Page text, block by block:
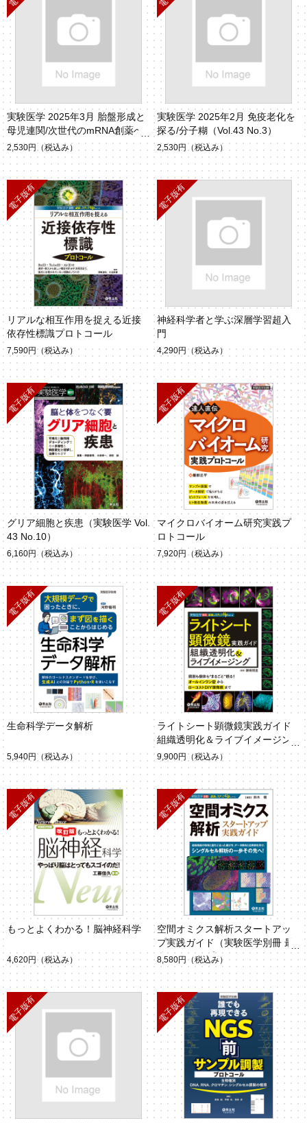
実験医学 2025年3月 胎盤形成と
母児連関/次世代のmRNA創薬へ
（Vol.43 No.4）
2,530円 （税込み）
実験医学 2025年2月 免疫老化を
探る/分子糊（Vol.43 No.3）
2,530円 （税込み）
リアルな相互作用を捉える近接
依存性標識プロトコール
7,590円 （税込み）
神経科学者と学ぶ深層学習超入
門
4,290円 （税込み）
グリア細胞と疾患（実験医学 Vol.
43 No.10）
6,160円 （税込み）
マイクロバイオーム研究実践プ
ロトコール
7,920円 （税込み）
生命科学データ解析
5,940円 （税込み）
ライトシート顕微鏡実践ガイド
組織透明化＆ライブイメージン
グ
9,900円 （税込み）
もっとよくわかる！脳神経科学
4,620円 （税込み）
空間オミクス解析スタートアッ
プ実践ガイド（実験医学別冊 最
強のステップUPシリーズ）
8,580円 （税込み）